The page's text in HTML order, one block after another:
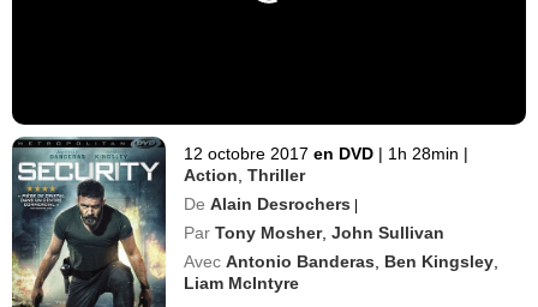
12 octobre 2017 en DVD | 1h 28min |
Action ,Thriller
De Alain Desrochers |
Par Tony Mosher,John Sullivan
Avec Antonio Banderas Ben Kingsley
Liam McIntyre